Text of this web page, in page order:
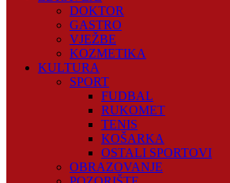
DOKTOR
GASTRO
VJEŽBE
KOZMETIKA
KULTURA
SPORT
FUDBAL
RUKOMET
TENIS
KOŠARKA
OSTALI SPORTOVI
OBRAZOVANJE